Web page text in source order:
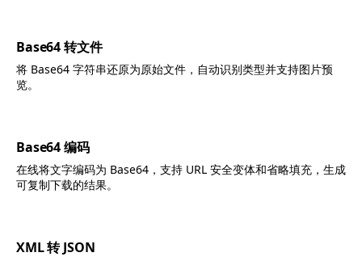
Base64 转文件
将 Base64 字符串还原为原始文件，自动识别类型并支持图片预
览。
Base64 编码
在线将文字编码为 Base64，支持 URL 安全变体和省略填充，生成
可复制下载的结果。
XML 转 JSON